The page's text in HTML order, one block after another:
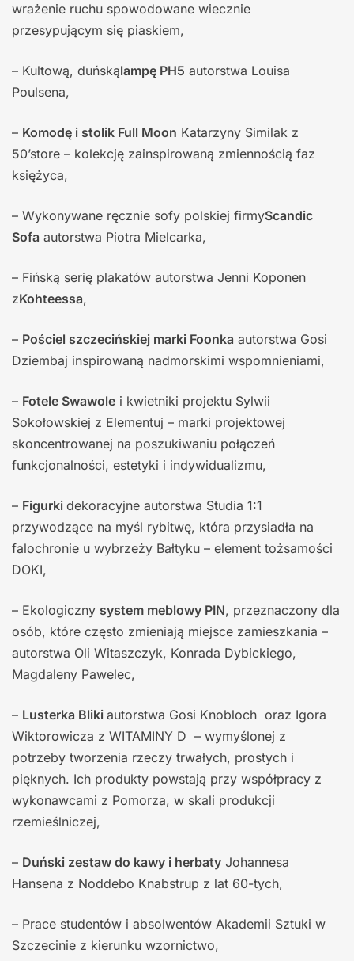
wrażenie ruchu spowodowane wiecznie
przesypującym się piaskiem,
– Kultową, duńskąlampę PH5 autorstwa Louisa
Poulsena,
– Komodę i stolik Full Moon Katarzyny Similak z
50’store – kolekcję zainspirowaną zmiennością faz
księżyca,
– Wykonywane ręcznie sofy polskiej firmyScandic
Sofa autorstwa Piotra Mielcarka,
– Fińską serię plakatów autorstwa Jenni Koponen
zKohteessa,
– Pościel szczecińskiej marki Foonka autorstwa Gosi
Dziembaj inspirowaną nadmorskimi wspomnieniami,
– Fotele Swawole i kwietniki projektu Sylwii
Sokołowskiej z Elementuj – marki projektowej
skoncentrowanej na poszukiwaniu połączeń
funkcjonalności, estetyki i indywidualizmu,
– Figurki dekoracyjne autorstwa Studia 1:1
przywodzące na myśl rybitwę, która przysiadła na
falochronie u wybrzeży Bałtyku – element tożsamości
DOKI,
– Ekologiczny system meblowy PIN, przeznaczony dla
osób, które często zmieniają miejsce zamieszkania –
autorstwa Oli Witaszczyk, Konrada Dybickiego,
Magdaleny Pawelec,
– Lusterka Bliki autorstwa Gosi Knobloch oraz Igora
Wiktorowicza z WITAMINY D – wymyślonej z
potrzeby tworzenia rzeczy trwałych, prostych i
pięknych. Ich produkty powstają przy współpracy z
wykonawcami z Pomorza, w skali produkcji
rzemieślniczej,
– Duński zestaw do kawy i herbaty Johannesa
Hansena z Noddebo Knabstrup z lat 60-tych,
– Prace studentów i absolwentów Akademii Sztuki w
Szczecinie z kierunku wzornictwo,